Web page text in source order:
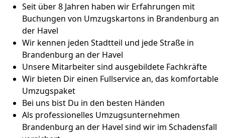
Seit über 8 Jahren haben wir Erfahrungen mit
Buchungen von Umzugskartons in Brandenburg an
der Havel
Wir kennen jeden Stadtteil und jede Straße in
Brandenburg an der Havel
Unsere Mitarbeiter sind ausgebildete Fachkräfte
Wir bieten Dir einen Fullservice an, das komfortable
Umzugspaket
Bei uns bist Du in den besten Händen
Als professionelles Umzugsunternehmen
Brandenburg an der Havel sind wir im Schadensfall